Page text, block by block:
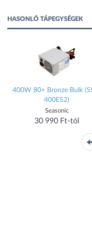
HASONLÓ TÁPEGYSÉGEK
400W 80+ Bronze Bulk
400ES2)
Seasonic
30 990 Ft-tól